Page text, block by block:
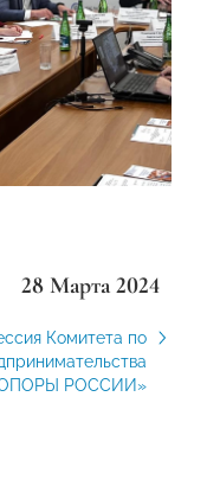
28 Марта 2024
Комитета по
РОССИИ»